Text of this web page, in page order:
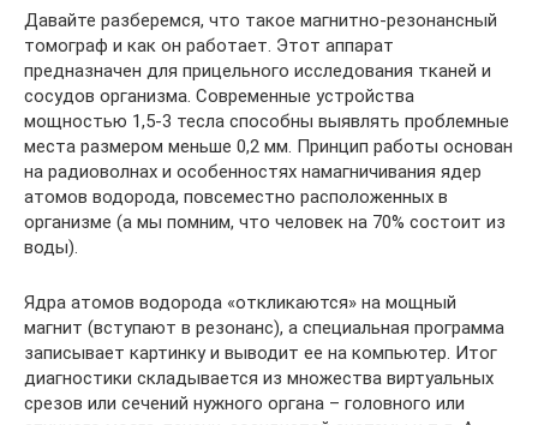
Давайте разберемся, что такое магнитно-резонансный
томограф и как он работает. Этот аппарат
предназначен для прицельного исследования тканей и
сосудов организма. Современные устройства
мощностью 1,5-3 тесла способны выявлять проблемные
места размером меньше 0,2 мм. Принцип работы основан
на радиоволнах и особенностях намагничивания ядер
атомов водорода, повсеместно расположенных в
организме (а мы помним, что человек на 70% состоит из
воды).
Ядра атомов водорода «откликаются» на мощный
магнит (вступают в резонанс), а специальная программа
записывает картинку и выводит ее на компьютер. Итог
диагностики складывается из множества виртуальных
срезов или сечений нужного органа – головного или